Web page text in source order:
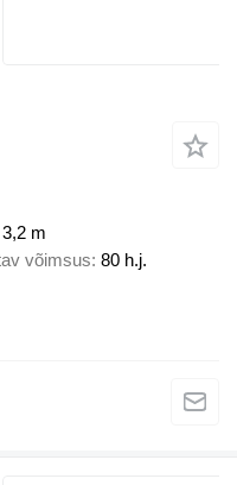
3,2 m
võimsus 80 h.j.